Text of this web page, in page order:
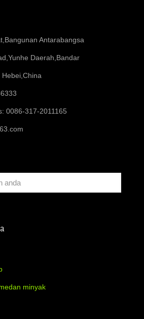
Antarabangsa
Daerah,Bandar
0086-317-2011165
minyak